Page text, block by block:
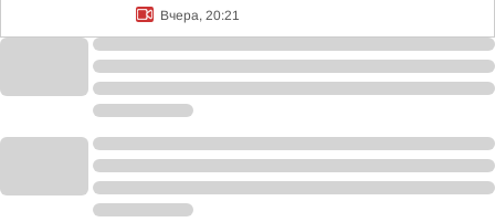
Вчера, 20:21